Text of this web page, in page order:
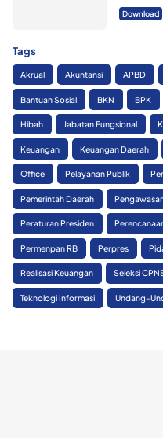
Download
Tags
Akrual Akuntansi APBD
Bantuan Sosial BKN BPK
Hibah Jabatan Fungsional
Keuangan Keuangan Daerah
Office Pelayanan Publik
Pemerintah Daerah
Peraturan Presiden
Permenpan RB Perpres
Realisasi Keuangan Seleksi
Teknologi Informasi Undang-